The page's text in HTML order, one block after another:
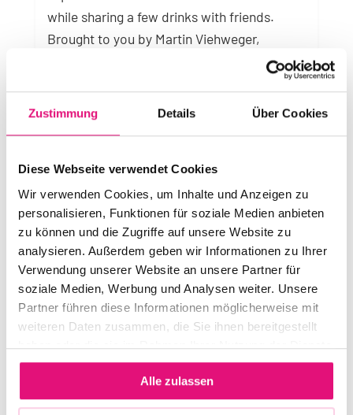
Zustimmung Details Über Cookies
Diese Webseite verwendet Cookies
Wir verwenden Cookies, um Inhalte und Anzeigen zu
personalisieren, Funktionen für soziale Medien anbieten
zu können und die Zugriffe auf unsere Website zu
analysieren. Außerdem geben wir Informationen zu Ihrer
Verwendung unserer Website an unsere Partner für
soziale Medien, Werbung und Analysen weiter. Unsere
Partner führen diese Informationen möglicherweise mit
weiteren Daten zusammen, die Sie ihnen bereitgestellt
haben oder die sie im Rahmen Ihrer Nutzung der Dienste
gesammelt haben.
Alle zulassen
while sharing a few drinks with friends.
Brought to you by Martin Viehweger,
PANSY, and sponsored in part by Berliner
Wednesday, July 30 at K-Fetisch. Doors at
GESUNDHEIT & AUFKLÄRUNG / HEALTH AND
EDUCATION
Search
Recent Posts
Teilnahme Hamburg/Mahnwache